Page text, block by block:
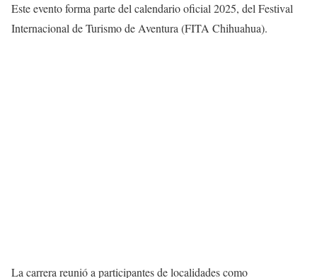
Este evento forma parte del calendario oficial 2025, del Festival
Internacional de Turismo de Aventura (FITA Chihuahua).
La carrera reunió a participantes de localidades como